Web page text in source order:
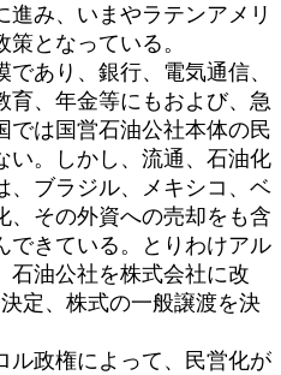
進み、いまやラテンアメリ
となっている。
あり、銀行、電気通信、
育、年金等にもおよび、急
では国営石油公社本体の民
い。しかし、流通、石油化
、ブラジル、メキシコ、ベ
、その外資への売却をも含
できている。とりわけアル
石油公社を株式会社に改
定、株式の一般譲渡を決
政権によって、民営化が